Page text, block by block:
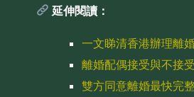
延伸閱讀：
一文睇清香港辦理離
離婚配偶接受與不接
雙方同意離婚最快完